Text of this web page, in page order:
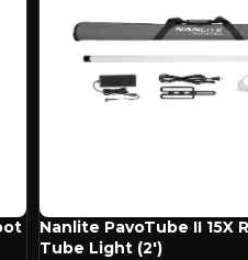
Nanlite PavoTube II 15X
Tube Light (2′)